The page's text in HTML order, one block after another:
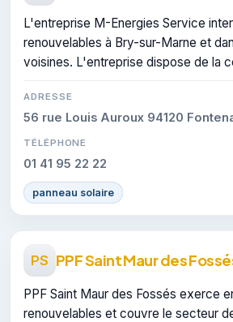
L'entreprise M-Energies Service
renouvelables à Bry-sur-Marne et
voisines. L'entreprise dispose de la
ADRESSE
56 rue Louis Auroux 94120
TÉLÉPHONE
01 41 95 22 22
panneau solaire
PS PPF Saint Maur des
PPF Saint Maur des Fossés exerce
renouvelables et couvre le secteur